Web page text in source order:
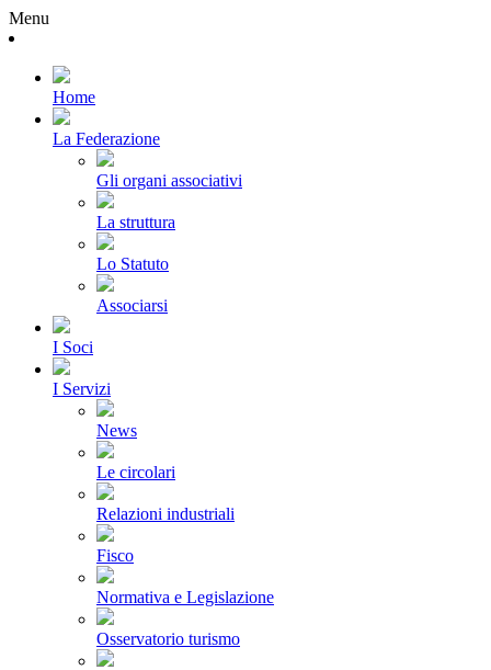
Menu
Home
La Federazione
Gli organi associativi
La struttura
Lo Statuto
Associarsi
I Soci
I Servizi
News
Le circolari
Relazioni industriali
Fisco
Normativa e Legislazione
Osservatorio turismo